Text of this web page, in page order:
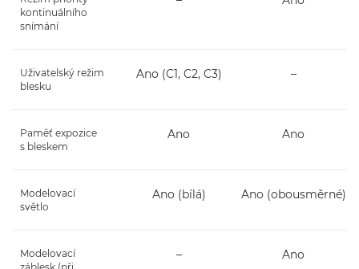
kontinuálního
snímání
Uživatelský režim
blesku
Ano (C1, C2, C3) –
Paměť expozice
s bleskem
Ano Ano
Modelovací
světlo
Ano (bílá) Ano (obousměrné)
Modelovací
– Ano